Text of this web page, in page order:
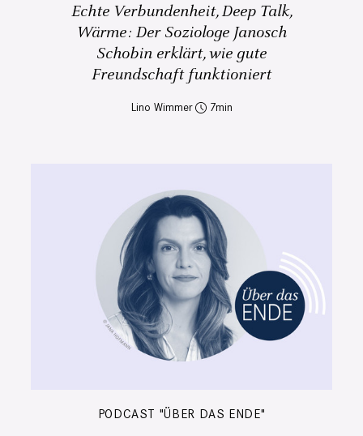
Echte Verbundenheit, Deep Talk,
Wärme: Der Soziologe Janosch
Schobin erklärt, wie gute
Freundschaft funktioniert
Lino Wimmer 7
PODCAST "ÜBER DAS ENDE"